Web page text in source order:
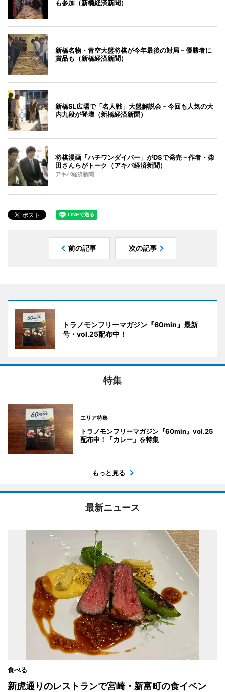
も参加（新橋経済新聞）
新橋名物・青空大盤将棋が今年最後の対局－優勝者に
賞品も（新橋経済新聞）
新橋SL広場で「名人戦」大盤解説会－今回も人気の大
内九段が登壇（新橋経済新聞）
将棋漫画「ハチワンダイバー」がDSで発売－作者・柴
田さんらがトーク（アキバ経済新聞）
アキバ経済新聞
前の記事 次の記事
トラノモンフリーマガジン『60min』最新
号・vol.25配布中！
特集
エリア特集
トラノモンフリーマガジン『60min』vol.25
配布中！「カレー」を特集
もっと見る
最新ニュース
食べる
新虎通りのレストランで宮崎・新富町の食イベン